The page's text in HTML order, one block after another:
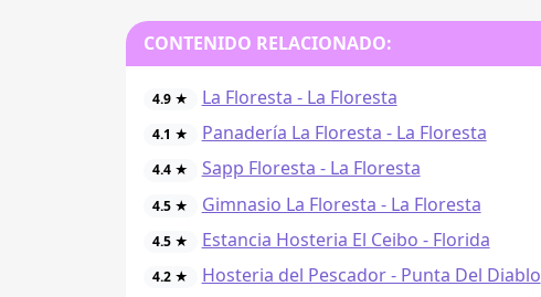
CONTENIDO RELACIONADO:
4.9 ★ La Floresta - La Floresta
4.1 ★ Panadería La Floresta - La Floresta
4.4 ★ Sapp Floresta - La Floresta
4.5 ★ Gimnasio La Floresta - La Floresta
4.5 ★ Estancia Hosteria El Ceibo - Florida
4.2 ★ Hosteria del Pescador - Punta Del Diablo